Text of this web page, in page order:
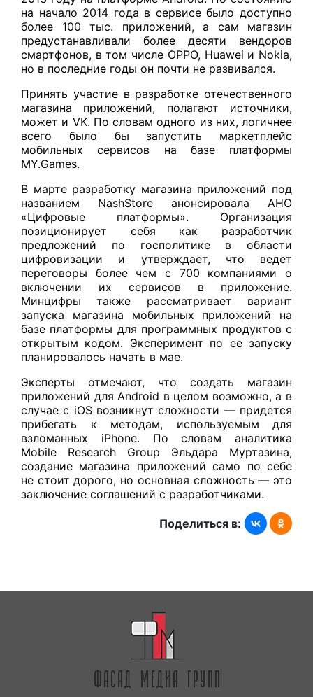
на начало 2014 года в сервисе было доступно
более 100 тыс. приложений, а сам магазин
предустанавливали более десяти вендоров
смартфонов, в том числе OPPO, Huawei и Nokia,
но в последние годы он почти не развивался.
Принять участие в разработке отечественного
магазина приложений, полагают источники,
может и VK. По словам одного из них, логичнее
всего было бы запустить маркетплейс
мобильных сервисов на базе платформы
MY.Games.
В марте разработку магазина приложений под
названием NashStore анонсировала АНО
«Цифровые платформы». Организация
позиционирует себя как разработчик
предложений по госполитике в области
цифровизации и утверждает, что ведет
переговоры более чем с 700 компаниями о
включении их сервисов в приложение.
Минцифры также рассматривает вариант
запуска магазина мобильных приложений на
базе платформы для программных продуктов с
открытым кодом. Эксперимент по ее запуску
планировалось начать в мае.
Эксперты отмечают, что создать магазин
приложений для Android в целом возможно, а в
случае с iOS возникнут сложности — придется
прибегать к методам, используемым для
взломанных iPhone. По словам аналитика
Mobile Research Group Эльдара Муртазина,
создание магазина приложений само по себе
не стоит дорого, но основная сложность — это
заключение соглашений с разработчиками.
Поделиться в: